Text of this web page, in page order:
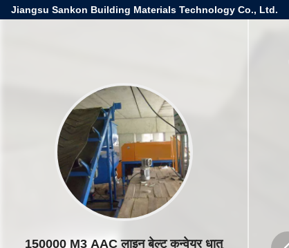
Jiangsu Sankon Building Materials Technology Co., Ltd.
150000 M3 AAC लाइन बेल्ट कन्वेयर धातु